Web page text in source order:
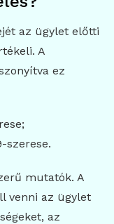
az ügylet előtti
A
ez
szerese.
mutatók. A
venni az ügylet
az